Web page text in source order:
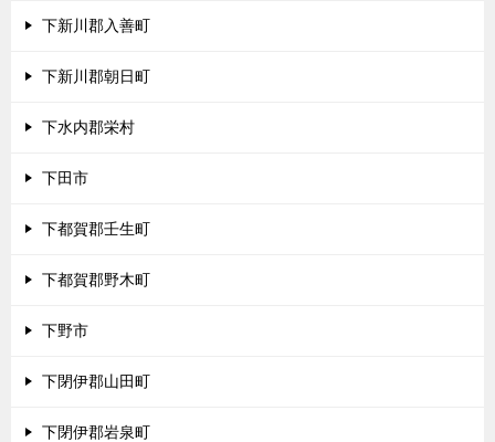
下新川郡入善町
下新川郡朝日町
下水内郡栄村
下田市
下都賀郡壬生町
下都賀郡野木町
下野市
下閉伊郡山田町
下閉伊郡岩泉町